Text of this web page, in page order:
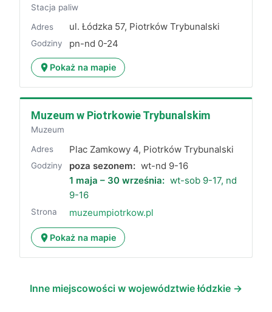
Stacja paliw
Adres ul. Łódzka 57, Piotrków Trybunalski
Godziny pn-nd 0-24
Pokaż na mapie
Muzeum w Piotrkowie Trybunalskim
Muzeum
Adres Plac Zamkowy 4, Piotrków Trybunalski
Godziny poza sezonem: wt-nd 9-16
1 maja – 30 września: wt-sob 9-17, nd
9-16
Strona muzeumpiotrkow.pl
Pokaż na mapie
Inne miejscowości w województwie łódzkie →